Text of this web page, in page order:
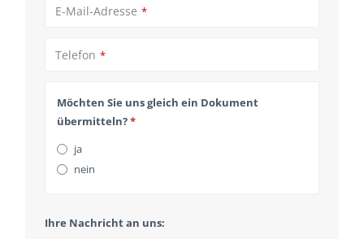
E-Mail-Adresse *
Telefon *
Möchten Sie uns gleich ein Dokument
übermitteln?*
ja
nein
Ihre Nachricht an uns: